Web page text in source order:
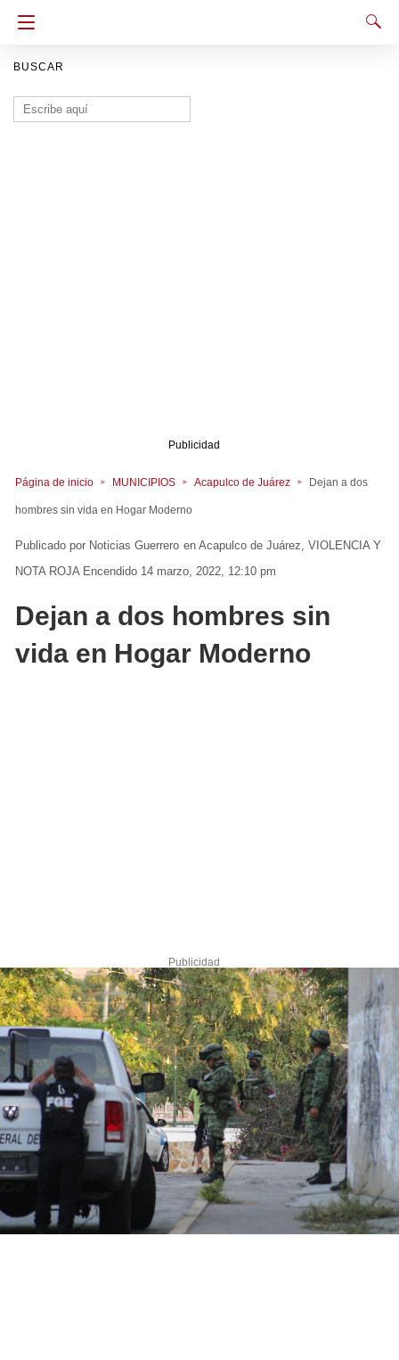
BUSCAR
Buscar:
Publicidad
Página de inicio MUNICIPIOS Acapulco de Juárez Dejan a dos
hombres sin vida en Hogar Moderno
Noticias Guerrero en Acapulco de Juárez VIOLENCIA Y
NOTA ROJA Encendido 14 marzo, 2022, 12:10 pm
Dejan a dos hombres sin
vida en Hogar Moderno
Publicidad